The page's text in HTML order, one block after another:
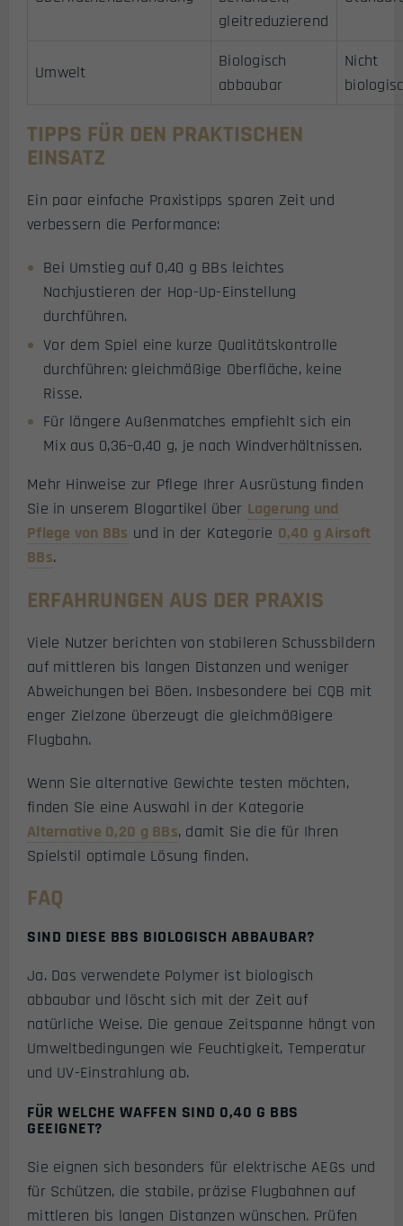
gleitreduzierend
Umwelt
Biologisch
abbaubar
Nicht
TIPPS FÜR DEN PRAKTISCHEN
EINSATZ
Ein paar einfache Praxistipps sparen Zeit und
verbessern die Performance:
Bei Umstieg auf 0,40 g BBs leichtes
Nachjustieren der Hop-Up-Einstellung
durchführen.
Vor dem Spiel eine kurze Qualitätskontrolle
durchführen: gleichmäßige Oberfläche, keine
Risse.
Für längere Außenmatches empfiehlt sich ein
Mix aus 0,36–0,40 g, je nach Windverhältnissen.
Mehr Hinweise zur Pflege Ihrer Ausrüstung finden
Sie in unserem Blogartikel über Lagerung und
Pflege von BBs und in der Kategorie 0,40 g Airsoft
BBs.
ERFAHRUNGEN AUS DER PRAXIS
Viele Nutzer berichten von stabileren Schussbildern
auf mittleren bis langen Distanzen und weniger
Abweichungen bei Böen. Insbesondere bei CQB mit
enger Zielzone überzeugt die gleichmäßigere
Flugbahn.
Wenn Sie alternative Gewichte testen möchten,
finden Sie eine Auswahl in der Kategorie
Alternative 0,20 g BBs, damit Sie die für Ihren
Spielstil optimale Lösung finden.
FAQ
SIND DIESE BBS BIOLOGISCH ABBAUBAR?
Ja. Das verwendete Polymer ist biologisch
abbaubar und löscht sich mit der Zeit auf
natürliche Weise. Die genaue Zeitspanne hängt von
Umweltbedingungen wie Feuchtigkeit, Temperatur
und UV-Einstrahlung ab.
FÜR WELCHE WAFFEN SIND 0,40 G BBS
GEEIGNET?
Sie eignen sich besonders für elektrische AEGs und
für Schützen, die stabile, präzise Flugbahnen auf
mittleren bis langen Distanzen wünschen. Prüfen